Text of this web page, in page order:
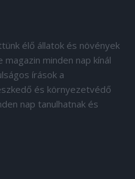
élő állatok és növények
minden nap kínál
írások a
és környezetvédő
nap tanulhatnak és